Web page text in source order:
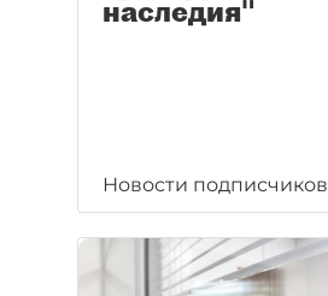
наследия"
Новости подписчиков